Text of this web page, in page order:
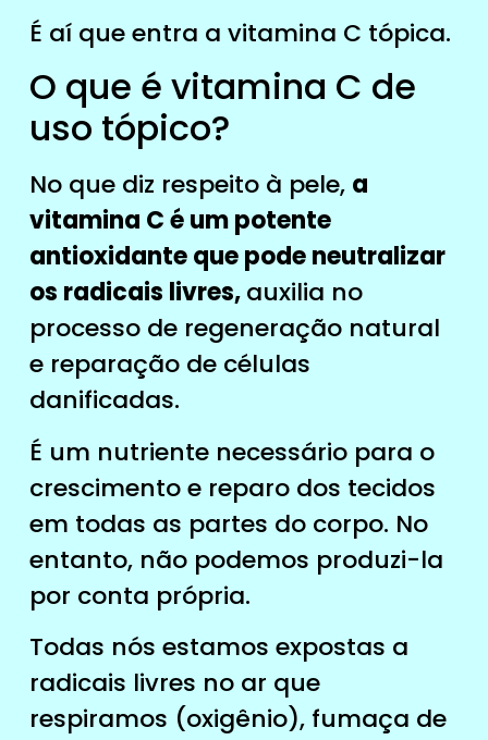
É aí que entra a vitamina C tópica.
O que é vitamina C de
uso tópico?
No que diz respeito à pele, a
vitamina C é um potente
antioxidante que pode neutralizar
os radicais livres,auxilia no
processo de regeneração natural
e reparação de células
danificadas.
É um nutriente necessário para o
crescimento e reparo dos tecidos
em todas as partes do corpo. No
entanto, não podemos produzi-la
por conta própria.
Todas nós estamos expostas a
radicais livres no ar que
respiramos (oxigênio), fumaça de